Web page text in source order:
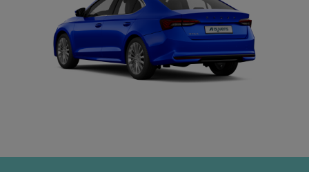
e
f
n